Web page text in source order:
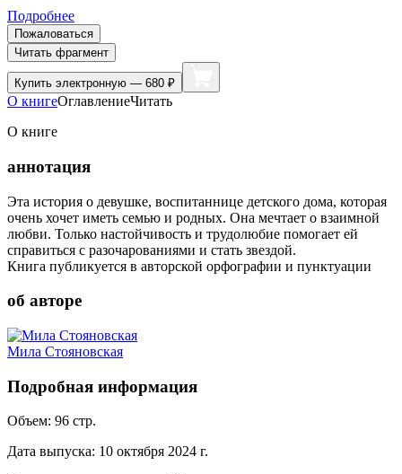
Подробнее
Пожаловаться
Читать фрагмент
Купить электронную — 680 ₽
О книгеОглавлениеЧитать
О книге
аннотация
Эта история о девушке, воспитаннице детского дома, которая
очень хочет иметь семью и родных. Она мечтает о взаимной
любви. Только настойчивость и трудолюбие помогает ей
справиться с разочарованиями и стать звездой.
Книга публикуется в авторской орфографии и пунктуации
об авторе
Мила Стояновская
Подробная информация
Объем: 96 стр.
Дата выпуска: 10 октября 2024 г.